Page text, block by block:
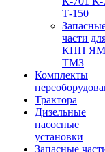
Т-150
части
КПП
ТМЗ
Комплекты
Трактора
Дизельные
насосные
установки
Запасные